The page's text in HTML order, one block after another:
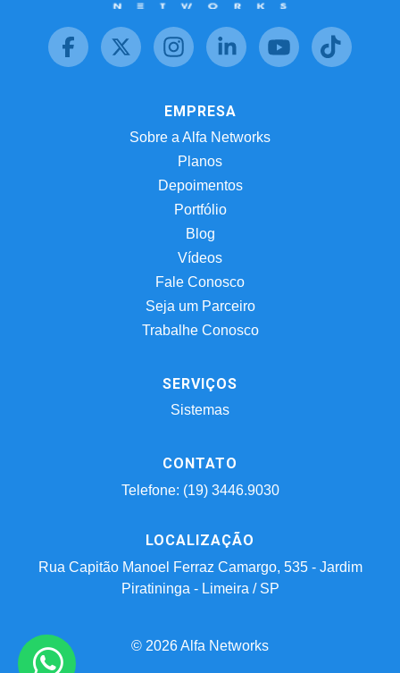
EMPRESA
Sobre a Alfa Networks
Planos
Depoimentos
Portfólio
Blog
Vídeos
Fale Conosco
Seja um Parceiro
Trabalhe Conosco
SERVIÇOS
Sistemas
CONTATO
Telefone: (19) 3446.9030
LOCALIZAÇÃO
Rua Capitão Manoel Ferraz Camargo, 535 - Jardim
Piratininga - Limeira / SP
© 2026 Alfa Networks